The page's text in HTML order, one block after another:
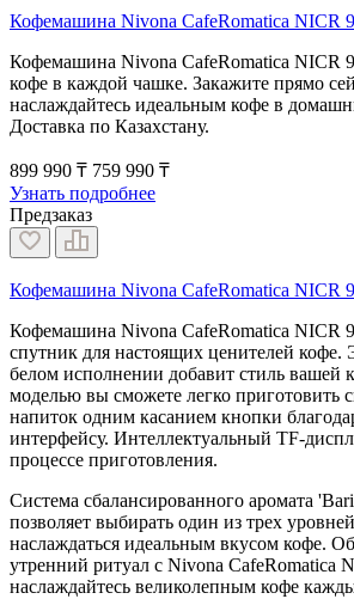
Кофемашина Nivona CafeRomatica NICR
Кофемашина Nivona CafeRomatica NICR
кофе в каждой чашке. Закажите прямо
наслаждайтесь идеальным кофе в
Доставка по Казахстану.
899 990 ₸ 759 990 ₸
Узнать подробнее
Предзаказ
Кофемашина Nivona CafeRomatica NICR
Кофемашина Nivona CafeRomatica NICR
спутник для настоящих ценителей кофе.
белом исполнении добавит стиль вашей
моделью вы сможете легко приготовить
напиток одним касанием кнопки
интерфейсу. Интеллектуальный TF-
процессе приготовления.
Система сбалансированного аромата
позволяет выбирать один из трех
наслаждаться идеальным вкусом кофе.
утренний ритуал с Nivona CafeRomatica
наслаждайтесь великолепным кофе